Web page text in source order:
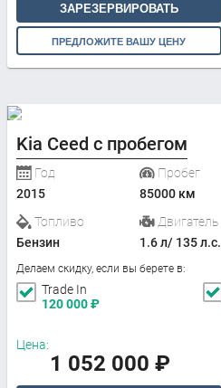
ЗАРЕЗЕРВИРОВАТЬ
ПРЕДЛОЖИТЕ ВАШУ ЦЕНУ
Kia Ceed с пробегом
Год
2015
Пробег
85000 км
Топливо
Бензин
Двигатель
1.6 л/ 135 л.с.
Делаем скидку, если вы берете в:
Trade In
120 000₽
Цена:
1 052 000 ₽